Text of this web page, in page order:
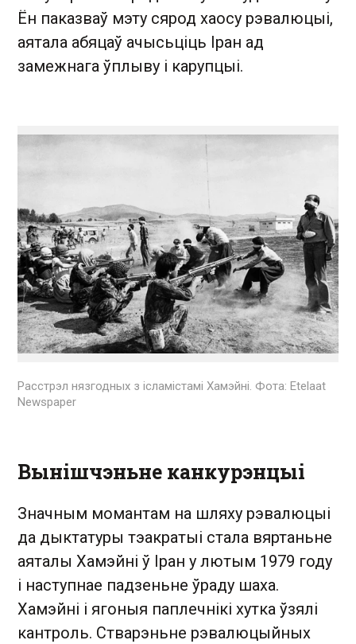
Ён паказваў мэту сярод хаосу рэвалюцыі,
аятала абяцаў ачысьціць Іран ад
замежнага ўплыву і карупцыі.
Расстрэл нязгодных з ісламістамі Хамэйні. Фота: Etelaat
Newspaper
Вынішчэньне канкурэнцыі
Значным момантам на шляху рэвалюцыі
да дыктатуры тэакратыі стала вяртаньне
аяталы Хамэйні ў Іран у лютым 1979 году
і наступнае падзеньне ўраду шаха.
Хамэйні і ягоныя паплечнікі хутка ўзялі
кантроль. Стварэньне рэвалюцыйных